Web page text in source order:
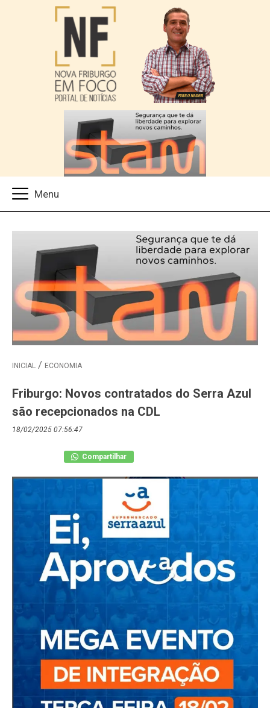
INICIAL ECONOMIA
Friburgo: Novos contratados do Serra Azul
são recepcionados na CDL
18/02/2025 07:56:47
Compartilhar